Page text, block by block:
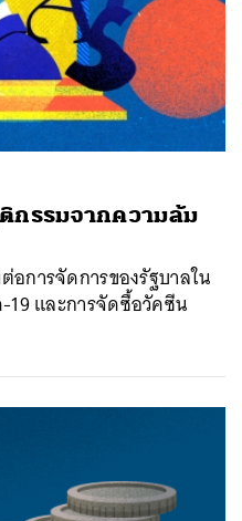
กรรมจากความล้ม
การจัดการของรัฐบาลใน
19 และการจัดซื้อวัคซีน